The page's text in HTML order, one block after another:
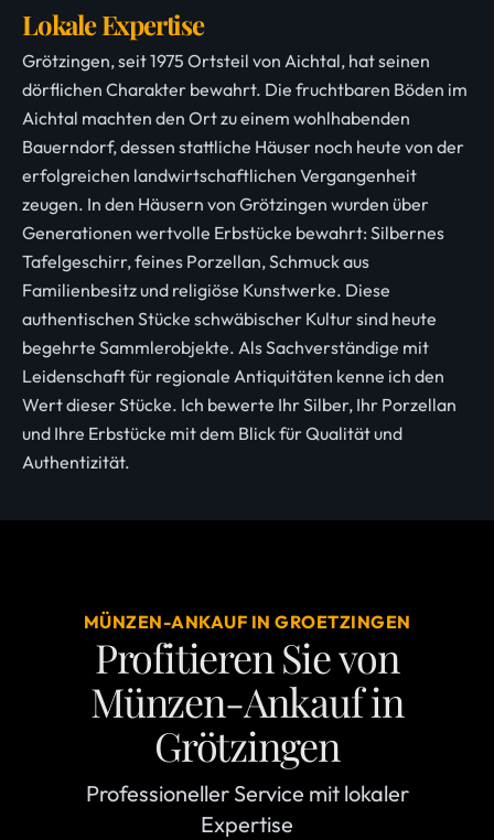
Lokale Expertise
Grötzingen, seit 1975 Ortsteil von Aichtal, hat seinen
dörflichen Charakter bewahrt. Die fruchtbaren Böden im
Aichtal machten den Ort zu einem wohlhabenden
Bauerndorf, dessen stattliche Häuser noch heute von der
erfolgreichen landwirtschaftlichen Vergangenheit
zeugen. In den Häusern von Grötzingen wurden über
Generationen wertvolle Erbstücke bewahrt: Silbernes
Tafelgeschirr, feines Porzellan, Schmuck aus
Familienbesitz und religiöse Kunstwerke. Diese
authentischen Stücke schwäbischer Kultur sind heute
begehrte Sammlerobjekte. Als Sachverständige mit
Leidenschaft für regionale Antiquitäten kenne ich den
Wert dieser Stücke. Ich bewerte Ihr Silber, Ihr Porzellan
und Ihre Erbstücke mit dem Blick für Qualität und
Authentizität.
MÜNZEN-ANKAUF IN GROETZINGEN
Profitieren Sie von
Münzen-Ankauf in
Grötzingen
Professioneller Service mit lokaler
Expertise